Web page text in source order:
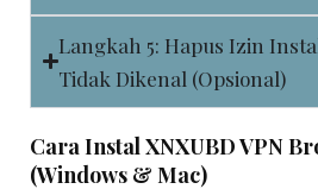
Langkah 5: Hapus Izin
Tidak Dikenal (Opsional)
Cara Instal XNXUBD VPN
(Windows & Mac)